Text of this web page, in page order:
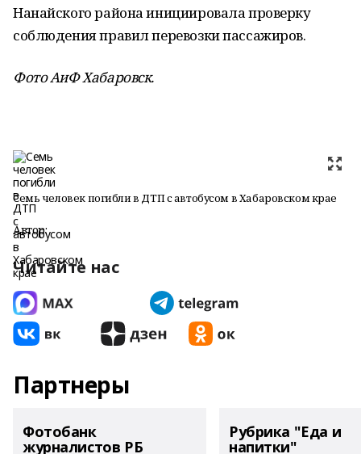
Нанайского района инициировала проверку
соблюдения правил перевозки пассажиров.
Фото АиФ Хабаровск.
Семь человек погибли в ДТП с автобусом в Хабаровском крае
Автор:
Читайте нас
Партнеры
Фотобанк
журналистов РБ
Рубрика "Еда и
напитки"